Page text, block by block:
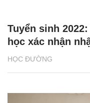
HỌC ĐƯỜNG
Tuyển sinh
học xác nhận